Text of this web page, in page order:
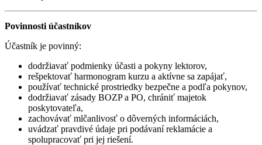
Povinnosti účastníkov
Účastník je povinný:
dodržiavať podmienky účasti a pokyny lektorov,
rešpektovať harmonogram kurzu a aktívne sa zapájať,
používať technické prostriedky bezpečne a podľa pokynov,
dodržiavať zásady BOZP a PO, chrániť majetok
poskytovateľa,
zachovávať mlčanlivosť o dôverných informáciách,
uvádzať pravdivé údaje pri podávaní reklamácie a
spolupracovať pri jej riešení.